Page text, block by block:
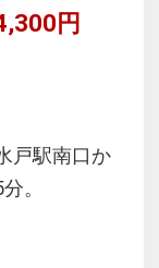
円
戸駅南口か
。